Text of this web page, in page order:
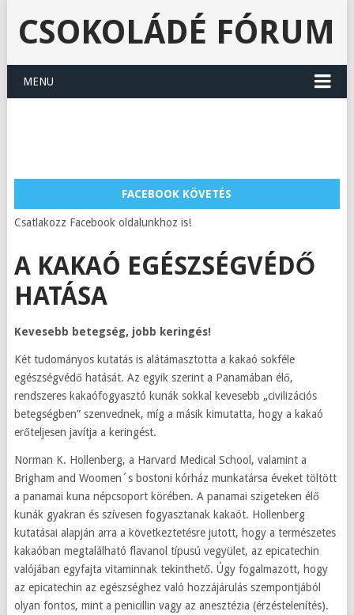
CSOKOLÁDÉ FÓRUM
MENU
FACEBOOK KÖVETÉS
Csatlakozz Facebook oldalunkhoz is!
A KAKAÓ EGÉSZSÉGVÉDŐ
HATÁSA
Kevesebb betegség, jobb keringés!
Két tudományos kutatás is alátámasztotta a kakaó sokféle
egészségvédő hatását. Az egyik szerint a Panamában élő,
rendszeres kakaófogyasztó kunák sokkal kevesebb „civilizációs
betegségben” szenvednek, míg a másik kimutatta, hogy a kakaó
erőteljesen javítja a keringést.
Norman K. Hollenberg, a Harvard Medical School, valamint a
Brigham and Woomen´s bostoni kórház munkatársa éveket töltött
a panamai kuna népcsoport körében. A panamai szigeteken élő
kunák gyakran és szívesen fogyasztanak kakaót. Hollenberg
kutatásai alapján arra a következtetésre jutott, hogy a természetes
kakaóban megtalálható flavanol típusú vegyület, az epicatechin
valójában egyfajta vitaminnak tekinthető. Úgy fogalmazott, hogy
az epicatechin az egészséghez való hozzájárulás szempontjából
olyan fontos, mint a penicillin vagy az anesztézia (érzéstelenítés).